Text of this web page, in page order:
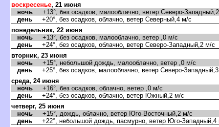
оскресенье, 21 июня
ночь +13°, без осадков, малооблачно, ветер Северо-
день +20°, без осадков, облачно, ветер Северный,4 м/с
понедельник, 22 июня
ночь +13°, без осадков, малооблачно, ветер ,0 м/с
день +24°, без осадков, облачно, ветер Северо-Западный,2 м/с
торник, 23 июня
ночь +15°, небольшой дождь, малооблачно, ветер ,0 м/с
день +25°, без осадков, малооблачно, ветер Северо-
среда, 24 июня
ночь +16°, без осадков, облачно, ветер ,0 м/с
день +24°, без осадков, облачно, ветер Южный,2 м/с
четверг, 25 июня
ночь +15°, дождь, облачно, ветер Юго-Восточный,2 м/с
день +22°, небольшой дождь, пасмурно, ветер Юго-Западный,4